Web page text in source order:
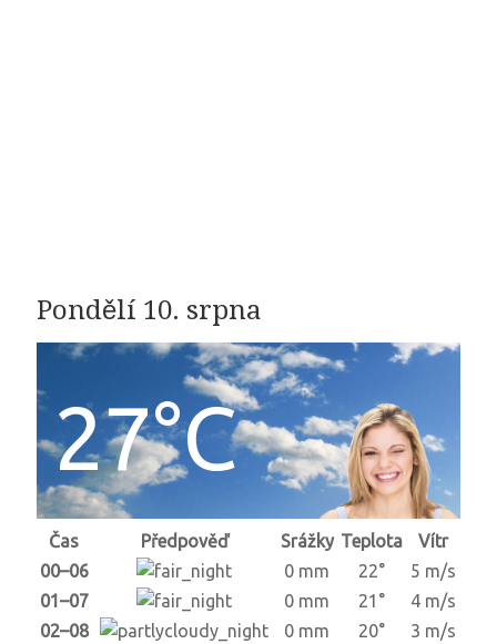
Pondělí 10. srpna
27°C
Čas Předpověď Srážky Teplota
Vítr
00–06
0 mm 22°
5 m/s
01–07
0 mm 21°
4 m/s
02–08
0 mm 20°
3 m/s